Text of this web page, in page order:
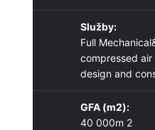
Služby:
Full
compressed air
design and
GFA (m2):
40 000m 2